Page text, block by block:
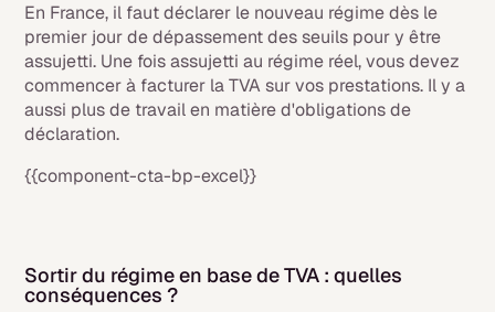
En France, il faut déclarer le nouveau régime dès le
premier jour de dépassement des seuils pour y être
assujetti. Une fois assujetti au régime réel, vous devez
commencer à facturer la TVA sur vos prestations. Il y a
aussi plus de travail en matière d'obligations de
déclaration.
{{component-cta-bp-excel}}
Sortir du régime en base de TVA : quelles
conséquences ?